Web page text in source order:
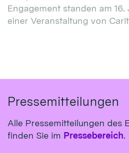
Engagement standen am
einer Veranstaltung von
Pressemitteilungen
Alle Pressemitteilungen des
finden Sie im Pressebereich.